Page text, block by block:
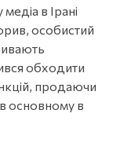
в Ірані
особистий
обходити
продаючи
основному в